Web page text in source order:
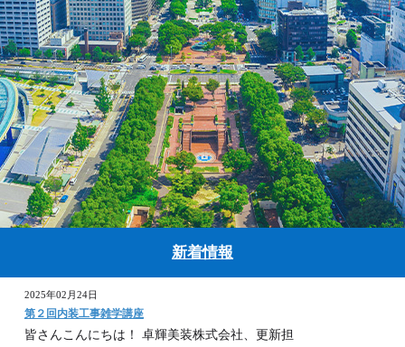
新着情報
2025年02月24日
第２回内装工事雑学講座
皆さんこんにちは！ 卓輝美装株式会社、更新担